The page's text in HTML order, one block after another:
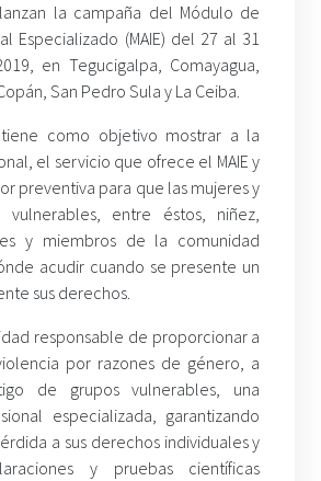
lanzan la campaña del Módulo de
Especializado (MAIE) del 27 al 31
en Tegucigalpa, Comayagua,
San Pedro Sula y La Ceiba.
tiene como objetivo mostrar a la
el servicio que ofrece el MAIE y
preventiva para que las mujeres y
vulnerables, entre éstos, niñez,
y miembros de la comunidad
acudir cuando se presente un
sus derechos.
responsable de proporcionar a
por razones de género, a
de grupos vulnerables, una
especializada, garantizando
a sus derechos individuales y
y pruebas científicas